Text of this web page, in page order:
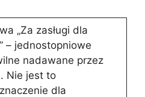
„Za zasługi dla
– jednostopniowe
nadawane przez
Nie jest to
dla